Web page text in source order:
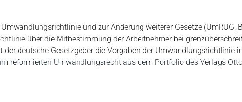
und zur Änderung weiterer Gesetze (UmRUG,
über die Mitbestimmung der Arbeitnehmer bei
der deutsche Gesetzgeber die Vorgaben der Umwandlungsrichtlinie
reformierten Umwandlungsrecht aus dem Portfolio des Verlags